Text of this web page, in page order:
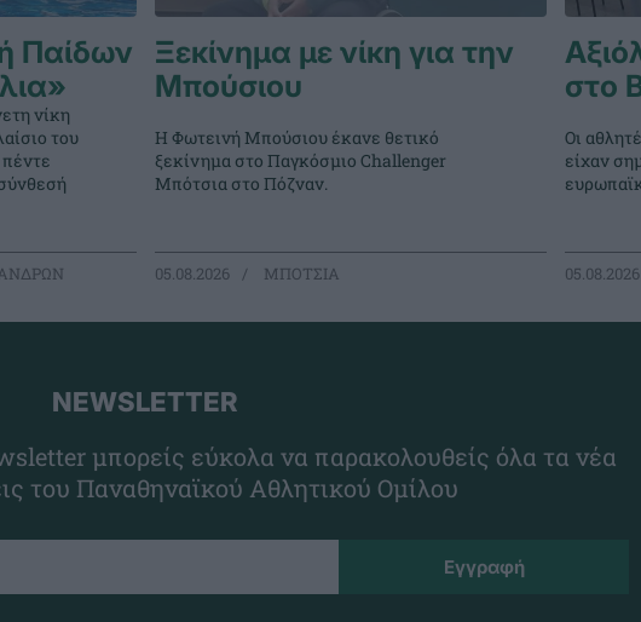
Παίδων
νίκη
του
Ξεκίνημα με νίκη για την
Μπούσιου
Η Φωτεινή Μπούσιου έκανε θετικό
ξεκίνημα στο Παγκόσμιο Challenger
Μπότσια στο Πόζναν.
05.08.2026 ΜΠΟΤΣΙΑ
στο
Οι
είχαν
05.08.2026
NEWSLETTER
μπορείς εύκολα να παρακολουθείς όλα τα νέα
του Παναθηναϊκού Αθλητικού Ομίλου